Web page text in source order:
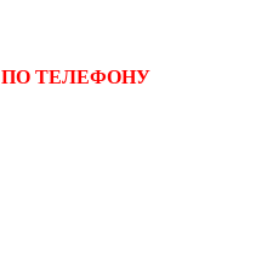
ПО ТЕЛЕФОНУ